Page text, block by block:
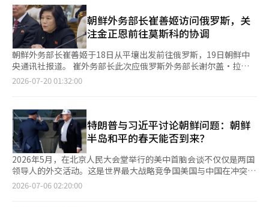
的约92%。去年，中国对朝鲜的出口额为22亿美元，进口额为5亿
美元。去年中朝贸易总额中，82%为中国对朝鲜的出口。 朝鲜从
中国进口精炼油、燃料、石化产品、机械、电气设备、汽车、化
肥、药品、食品和消费品等。这意味着朝鲜从中国获得了工业生产
所需的中间产品和居民的日常生活必需品。此外，朝鲜还向中国出
口假发、鞋类、水产品和矿产等。 随着中朝高层交流的增加，两
国的贸易额也在上升。金正恩于去年9月访问中国，与习近平主席
进行了首脑会谈。随后，习近平主席于上个月8日和9日以一泊两日
展战略对接，扩大在贸易、农业、建筑、科技、医疗卫生等领域的
合作，并通过全面恢复边境地区的正常化和民航航线、国际客运列
车的恢复，扩大人文交流。” 同时，预计中国游客将大量涌入朝
鲜。7月16日，作为中国共产党排名第四的王沪宁访问朝鲜，并参
观了元山-葛马海岸旅游区。以王沪宁为首的中国代表团于17日参
观了该旅游区，金正恩的亲信、劳动党秘书赵永元陪同中国代表
团。 元山-葛马海岸旅游区是朝鲜重点发展的旅游区域。王沪宁的
参观意味着中国游客的大规模访问将随之而来。
朝鲜外务部长崔善姬访问俄罗斯，关
注金正恩前往莫斯科的协调
朝鲜外务部长崔善姬于18日从平壤出发前往俄罗斯，19日朝鲜中
央通讯社报道。 崔外务部长此次应俄罗斯外务部长谢尔盖·拉夫
罗夫的邀请进行突访，引发外界对金正恩国务委员会委员长年内前
了金正规外务省副相和弗拉基米尔·托佩哈驻朝鲜俄罗斯大使馆临
时代办的送行。 不过，通讯社并未透露崔外务部长此次访问的具
体目的和详细日程。 此前，俄罗斯外务部也在没有公开具体日程
的情况下，宣布崔外务部长于18日（当地时间）以“正式访问”的
形式抵达俄罗斯。 崔外务部长此次访问是自去年10月以来的首
次，去年10月26日至28日，崔外务部长以较低的“实务访问”形
式前往莫斯科，并在白俄罗斯明斯克举行的欧亚安全国际会议上发
表了演讲。 在没有明显外交日程或纪念日的情况下，崔外务部长
2026-07-20 01:32:00
特朗普与习近平讨论朝鲜问题：朝鲜
半岛和平的春天能否到来？
2026年5月，在北京人民大会堂举行的美中首脑会谈不仅仅是两国
领导人的外交活动。这是世界最大战略竞争国美国与中国在冲突与
合作的边界上再次协调全球秩序的场合。而在这一中心，朝鲜问题
2026-07-06 02:20:00